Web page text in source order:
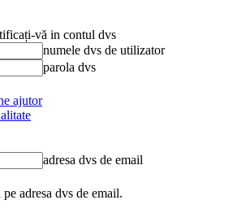
vă in contul dvs
numele dvs de utilizator
parola dvs
ajutor
adresa dvs de email
adresa dvs de email.